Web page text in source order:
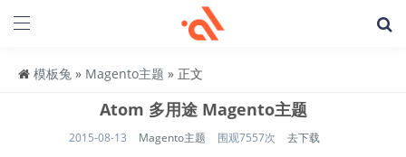
模板兔 » Magento主题 » 正文
Atom 多用途 Magento主题
2015-08-13 Magento主题 围观7557次 去下载